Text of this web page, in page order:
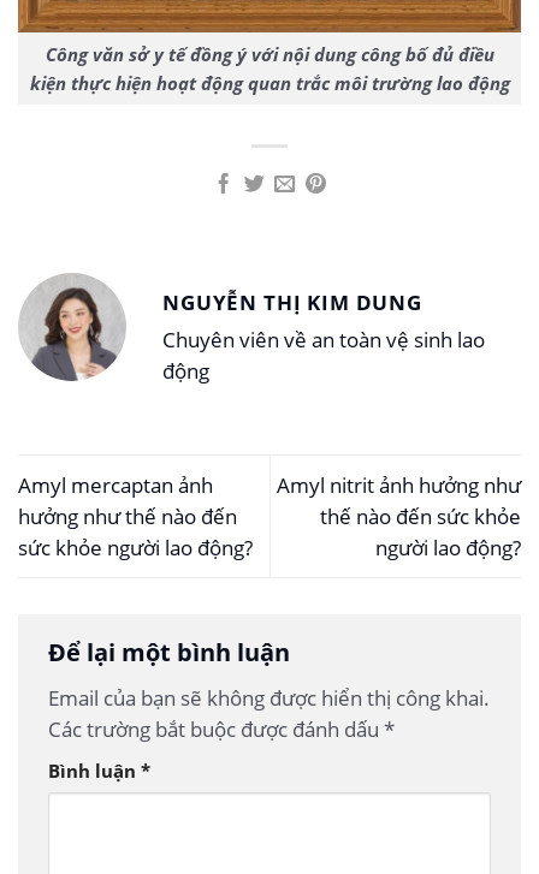
Công văn sở y tế đồng ý với nội dung công bố đủ điều
kiện thực hiện hoạt động quan trắc môi trường lao động
NGUYỄN THỊ KIM DUNG
Chuyên viên về an toàn vệ sinh lao
động
Amyl mercaptan ảnh
hưởng như thế nào đến
sức khỏe người lao động?
Amyl nitrit ảnh hưởng như
thế nào đến sức khỏe
người lao động?
Để lại một bình luận
Email của bạn sẽ không được hiển thị công khai.
Các trường bắt buộc được đánh dấu *
Bình luận *